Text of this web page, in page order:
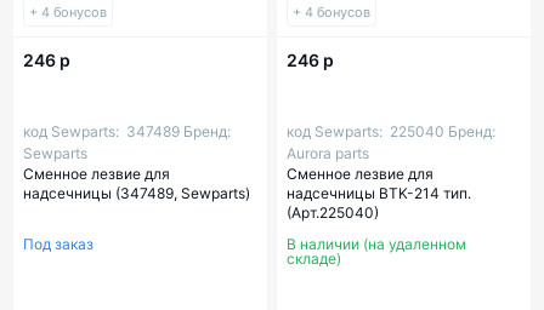
+ 4 бонусов
246 р
код Sewparts: 347489 Бренд:
Sewparts
Сменное лезвие для
надсечницы (347489, Sewparts)
Под заказ
+ 4 бонусов
246 р
код Sewparts: 225040 Бренд:
Aurora parts
Сменное лезвие для
надсечницы BTK-214 тип.
(Арт.225040)
В наличии (на удаленном
складе)